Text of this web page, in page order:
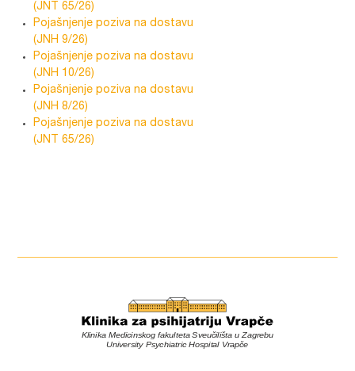
(JNT 65/26)
Pojašnjenje poziva na dostavu
(JNH 9/26)
Pojašnjenje poziva na dostavu
(JNH 10/26)
Pojašnjenje poziva na dostavu
(JNH 8/26)
Pojašnjenje poziva na dostavu
(JNT 65/26)